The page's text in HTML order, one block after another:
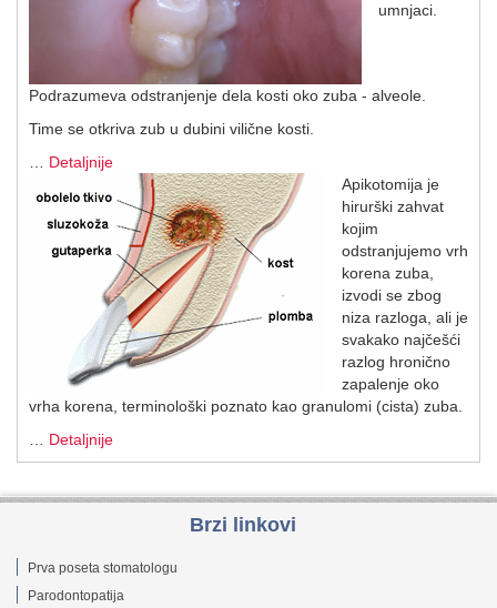
umnjaci.
Podrazumeva odstranjenje dela kosti oko zuba - alveole.
Time se otkriva zub u dubini vilične kosti.
Detaljnije
Apikotomija je
hirurški zahvat
kojim
odstranjujemo vrh
korena zuba,
izvodi se zbog
niza razloga, ali je
svakako najčešći
razlog hronično
zapalenje oko
vrha korena, terminološki poznato kao granulomi (cista) zuba.
Detaljnije
Brzi linkovi
Prva poseta stomatologu
Parodontopatija